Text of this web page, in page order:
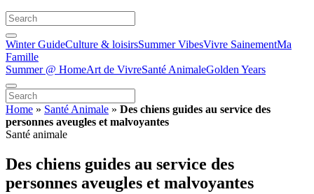
Winter GuideCulture & loisirsSummer VibesVivre SainementMa
Famille
Summer @ HomeArt de VivreSanté AnimaleGolden Years
Home » Santé Animale » Des chiens guides au service des
personnes aveugles et malvoyantes
Santé animale
Des chiens guides au service des
personnes aveugles et malvoyantes